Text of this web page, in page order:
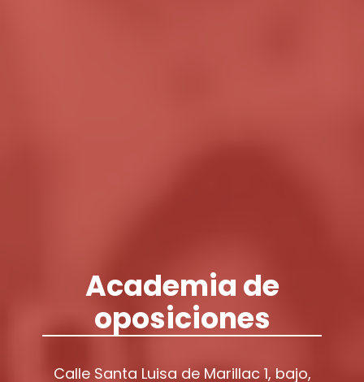
Academia de
oposiciones
Calle Santa Luisa de Marillac 1, bajo,